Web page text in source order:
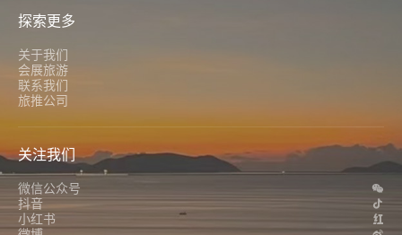
探索更多
关于我们
会展旅游
联系我们
旅推公司
关注我们
微信公众号
抖音
小红书